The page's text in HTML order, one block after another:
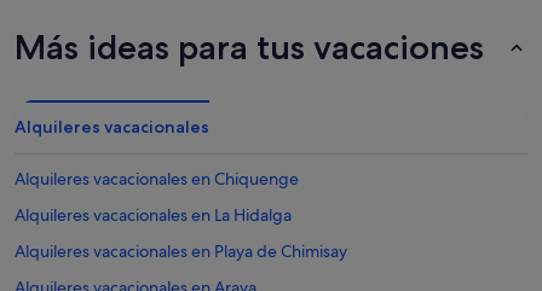
Más ideas para tus vacaciones
Alquileres vacacionales
Alquileres vacacionales en Chiquenge
Alquileres vacacionales en La Hidalga
Alquileres vacacionales en Playa de Chimisay